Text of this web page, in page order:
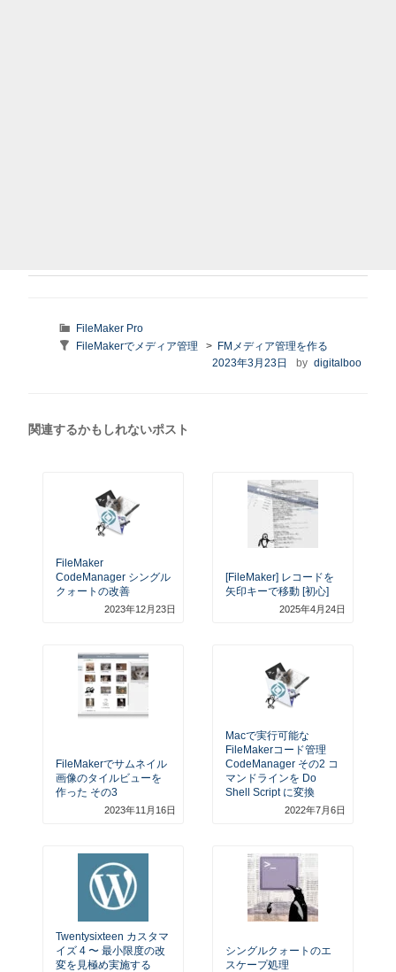
カ
テ
FileMaker Pro
Taxonomy:
FileMakerでメディア管理 > FMメディア管理を作る
投
2023年3月23日 by digitalboo
関連するかもしれないポスト
FileMaker
CodeManager シングル
クォートの改善
2023年12月23日
[FileMaker] レコードを
矢印キーで移動 [初心]
2025年4月24日
FileMakerでサムネイル
画像のタイルビューを
作った その3
2023年11月16日
Macで実行可能な
FileMakerコード管理
CodeManager その2 コ
マンドラインを Do
Shell Script に変換
2022年7月6日
Twentysixteen カスタマ
イズ 4 〜 最小限度の改
変を見極め実施する
シングルクォートのエ
スケープ処理